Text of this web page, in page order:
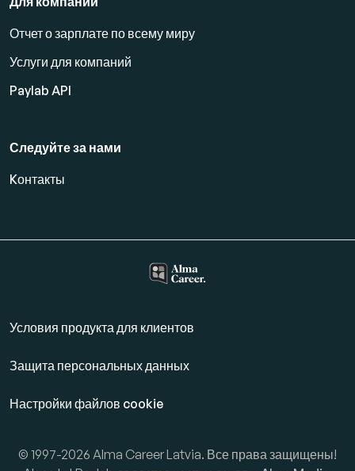
Отчет о зарплате по всему миру
Услуги для компаний
Paylab API
Следуйте за нами
Kонтакты
Условия продукта для клиентов
Защита персональных данных
Настройки файлов cookie
© 1997-2026 Alma Career Latvia. Все права защищены!